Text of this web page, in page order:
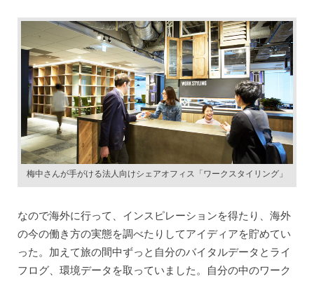
梅中さんが手がける法人向けシェアオフィス「ワークスタイリング」
なので海外に行って、インスピレーションを得たり、海外
の今の働き方の実態を調べたりしてアイディアを貯めてい
った。加えて旅の間中ずっと自分のバイタルデータとライ
フログ、環境データを取っていました。自分の中のワーク